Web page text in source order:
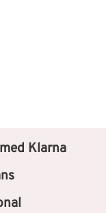
Klarna